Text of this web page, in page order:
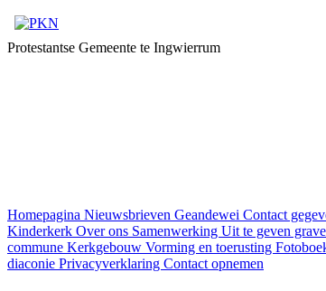
Protestantse Gemeente te Ingwierrum
Homepagina Nieuwsbrieven Geandewei Contact
Kinderkerk Over ons Samenwerking Uit te geven
commune Kerkgebouw Vorming en toerusting
diaconie Privacyverklaring Contact opnemen